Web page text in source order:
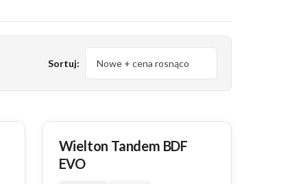
Sortuj:
NOWY
Wielton Tandem BDF
EVO